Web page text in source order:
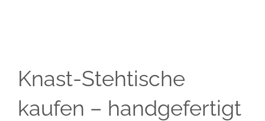
Knast-Stehtische
kaufen – handgefertigt